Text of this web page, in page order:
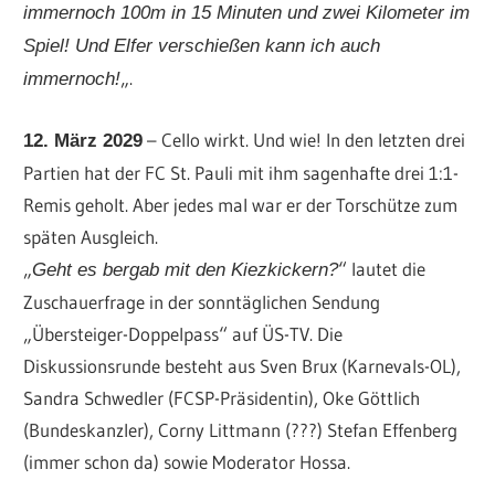
immernoch 100m in 15 Minuten und zwei Kilometer im
Spiel! Und Elfer verschießen kann ich auch
immernoch!„.
12. März 2029 – Cello wirkt. Und wie! In den letzten drei
Partien hat der FC St. Pauli mit ihm sagenhafte drei 1:1-
Remis geholt. Aber jedes mal war er der Torschütze zum
späten Ausgleich.
„Geht es bergab mit den Kiezkickern?“ lautet die
Zuschauerfrage in der sonntäglichen Sendung
„Übersteiger-Doppelpass“ auf ÜS-TV. Die
Diskussionsrunde besteht aus Sven Brux (Karnevals-OL),
Sandra Schwedler (FCSP-Präsidentin), Oke Göttlich
(Bundeskanzler), Corny Littmann (???) Stefan Effenberg
(immer schon da) sowie Moderator Hossa.